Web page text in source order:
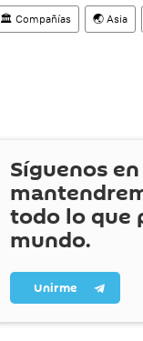
🏛️ Compañías 🌏 Asia
Síguenos en
todo lo que
mundo.
Unirme